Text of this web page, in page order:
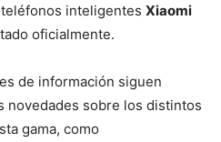
inteligentes Xiaomi
oficialmente.
de información siguen
novedades sobre los distintos
gama, como